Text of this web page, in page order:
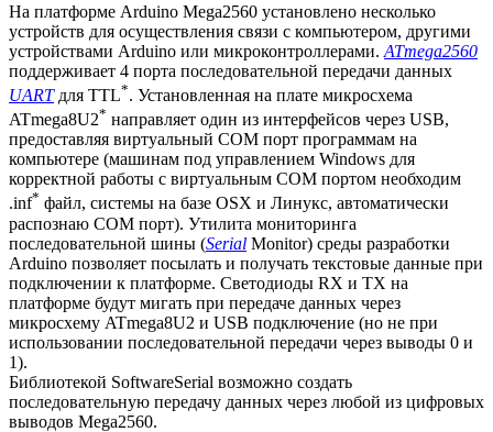
На платформе Arduino Mega2560 установлено несколько
устройств для осуществления связи с компьютером, другими
устройствами Arduino или микроконтроллерами. ATmega2560
поддерживает 4 порта последовательной передачи данных
UARTдля TTL*. Установленная на плате микросхема
ATmega8U2* направляет один из интерфейсов через USB,
предоставляя виртуальный COM порт программам на
компьютере (машинам под управлением Windows для
корректной работы с виртуальным COM портом необходим
.inf* файл, системы на базе OSX и Линукс, автоматически
распознаю COM порт). Утилита мониторинга
последовательной шины (Serial Monitor) среды разработки
Arduino позволяет посылать и получать текстовые данные при
подключении к платформе. Светодиоды RX и TX на
платформе будут мигать при передаче данных через
микросхему ATmega8U2 и USB подключение (но не при
использовании последовательной передачи через выводы 0 и
1).
Библиотекой SoftwareSerial возможно создать
последовательную передачу данных через любой из цифровых
выводов Mega2560.